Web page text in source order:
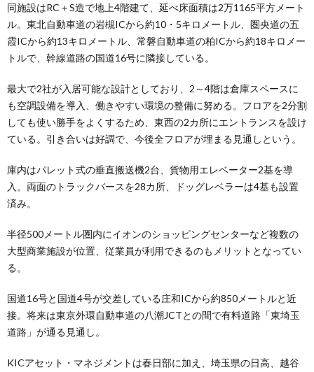
同施設はRC＋S造で地上4階建て、延べ床面積は2万1165平方メート
ル。東北自動車道の岩槻ICから約10・5キロメートル、圏央道の五
霞ICから約13キロメートル、常磐自動車道の柏ICから約18キロメー
トルで、幹線道路の国道16号に隣接している。
最大で2社が入居可能な設計としており、2～4階は倉庫スペースに
も空調設備を導入、働きやすい環境の整備に努める。フロアを2分割
しても使い勝手をよくするため、東西の2カ所にエントランスを設け
ている。引き合いは好調で、今後全フロアが埋まる見通しという。
庫内はパレット式の垂直搬送機2台、貨物用エレベーター2基を導
入。両面のトラックバースを28カ所、ドッグレベラーは4基も設置
済み。
半径500メートル圏内にイオンのショッピングセンターなど複数の
大型商業施設が位置、従業員が利用できるのもメリットとなってい
る。
国道16号と国道4号が交差している庄和ICから約850メートルと近
接。将来は東京外環自動車道の八潮JCTとの間で有料道路「東埼玉
道路」が通る見通し。
KICアセット・マネジメントは春日部に加え、埼玉県の日高、越谷